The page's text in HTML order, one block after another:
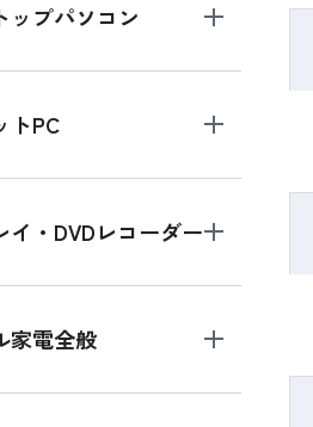
ップパソコン
トPC
イ・DVDレコーダー
家電全般